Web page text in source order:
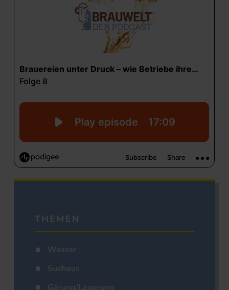
THEMEN
Wasser
Sudhaus
Gärung/Lagerung